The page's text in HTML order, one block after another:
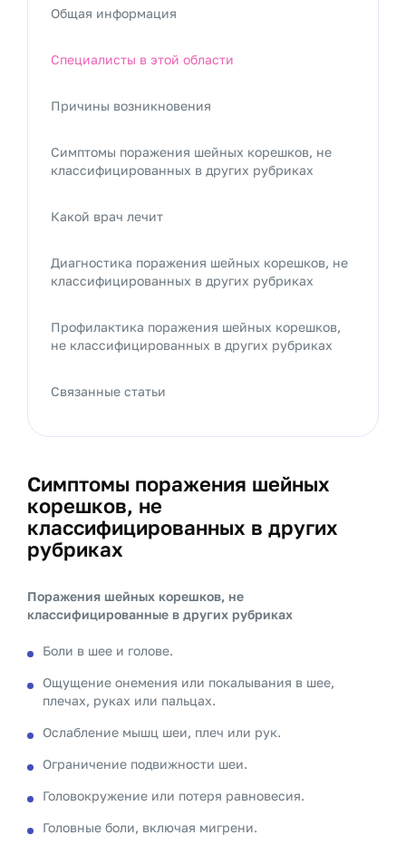
Симптомы поражения шейных
корешков, не
классифицированных в других
рубриках
Поражения шейных корешков, не
классифицированные в других рубриках
Боли в шее и голове.
Ощущение онемения или покалывания в шее,
плечах, руках или пальцах.
Ослабление мышц шеи, плеч или рук.
Ограничение подвижности шеи.
Головокружение или потеря равновесия.
Головные боли, включая мигрени.
Общая информация
Специалисты в этой области
Причины возникновения
Симптомы поражения шейных корешков, не
классифицированных в других рубриках
Какой врач лечит
Диагностика поражения шейных корешков, не
классифицированных в других рубриках
Профилактика поражения шейных корешков,
не классифицированных в других рубриках
Связанные статьи